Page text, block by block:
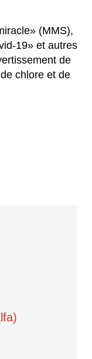
(MMS),
19» et autres
de
chlore et de